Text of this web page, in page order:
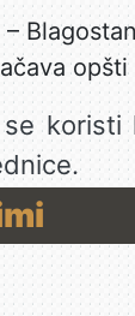
–
koristi